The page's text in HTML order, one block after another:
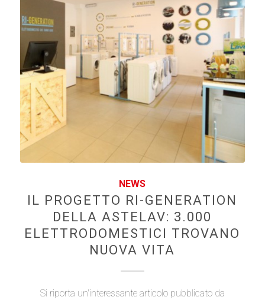
NEWS
IL PROGETTO RI-GENERATION
DELLA ASTELAV: 3.000
ELETTRODOMESTICI TROVANO
NUOVA VITA
Si riporta un'interessante articolo pubblicato da